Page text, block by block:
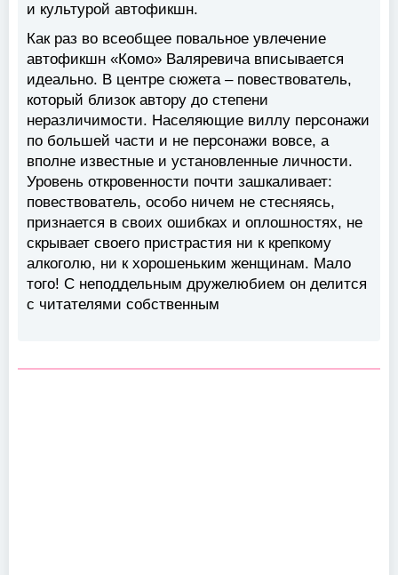
и культурой автофикшн.
Как раз во всеобщее повальное увлечение
автофикшн «Комо» Валяревича вписывается
идеально. В центре сюжета – повествователь,
который близок автору до степени
неразличимости. Населяющие виллу персонажи
по большей части и не персонажи вовсе, а
вполне известные и установленные личности.
Уровень откровенности почти зашкаливает:
повествователь, особо ничем не стесняясь,
признается в своих ошибках и оплошностях, не
скрывает своего пристрастия ни к крепкому
алкоголю, ни к хорошеньким женщинам. Мало
того! С неподдельным дружелюбием он делится
с читателями собственным